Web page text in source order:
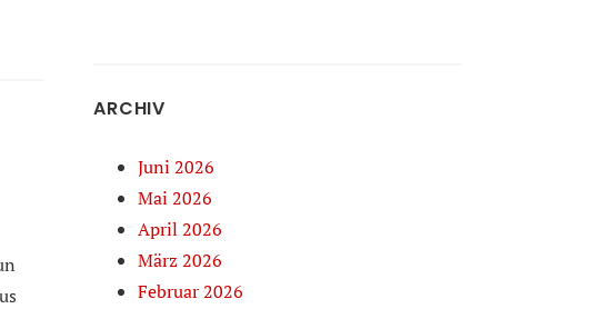
ARCHIV
Juni 2026
Mai 2026
April 2026
März 2026
Februar 2026